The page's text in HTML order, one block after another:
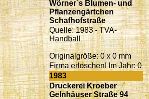
Wörner´s Blumen- und
Pflanzengärtchen
Schafhofstraße
Quelle: 1983 - TVA-
Handball
Originalgröße: 0 x 0 mm
Firma erloschen! Im Jahr: 0
1983
Druckerei Kroeber
Gelnhäuser Straße 94